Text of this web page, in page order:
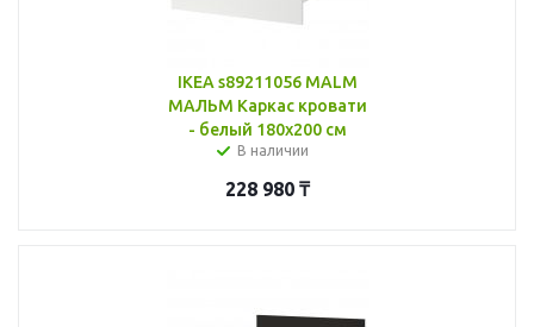
IKEA s89211056 MALM
МАЛЬМ Каркас кровати
- белый 180x200 см
В наличии
228 980 ₸